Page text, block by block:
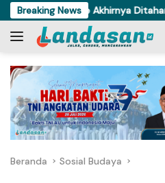
Langsung
ke
konten
Breaking News
di Torue Akhirnya Ditahan Polisi
Beranda Sosial Budaya